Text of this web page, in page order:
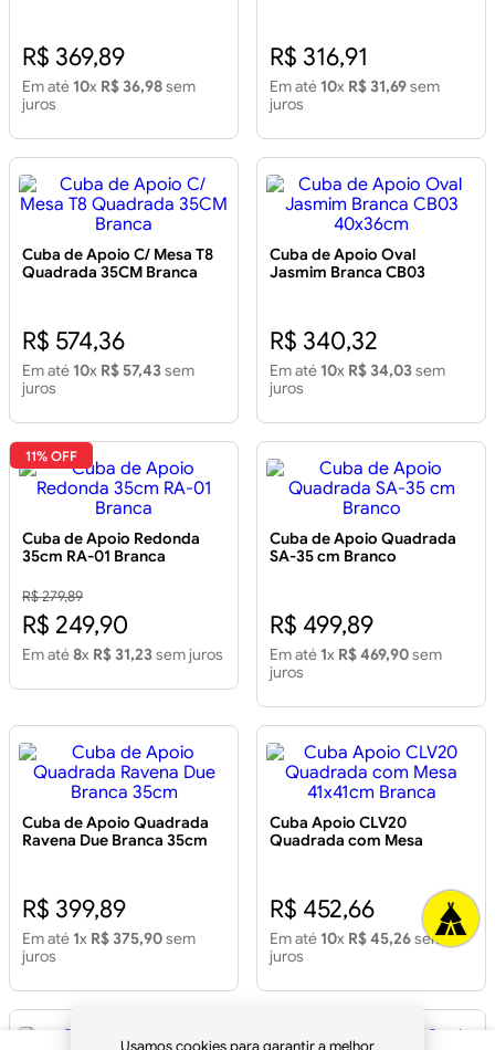
Usamos cookies para garantir a melhor
R$ 369,89
Em até 10x R$ 36,98sem
juros
R$ 316,91
Em até 10x R$ 31,69sem
juros
Cuba de Apoio C/ Mesa T8
Quadrada 35CM Branca
R$ 574,36
Em até 10x R$ 57,43sem
juros
Cuba de Apoio Oval
Jasmim Branca CB03
R$ 340,32
Em até 10x R$ 34,03sem
juros
11% OFF
Cuba de Apoio Redonda
35cm RA-01 Branca
R$ 279,89
R$ 249,90
Em até8x R$ 31,23sem juros
Cuba de Apoio Quadrada
SA-35 cm Branco
R$ 499,89
Em até 1x R$ 469,90sem
juros
Cuba de Apoio Quadrada
Ravena Due Branca 35cm
R$ 399,89
Em até 1x R$ 375,90sem
juros
Cuba Apoio CLV20
Quadrada com Mesa
R$ 452,66
Em até 10x R$ 45,26sem
juros